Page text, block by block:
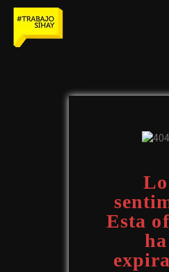
Lo
Esta
ha